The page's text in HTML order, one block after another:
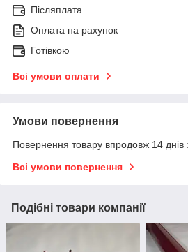
Післяплата
Оплата на рахунок
Готівкою
Всі умови оплати
Умови повернення
Повернення товару впродовж 14 днів
Всі умови повернення
Подібні товари компанії